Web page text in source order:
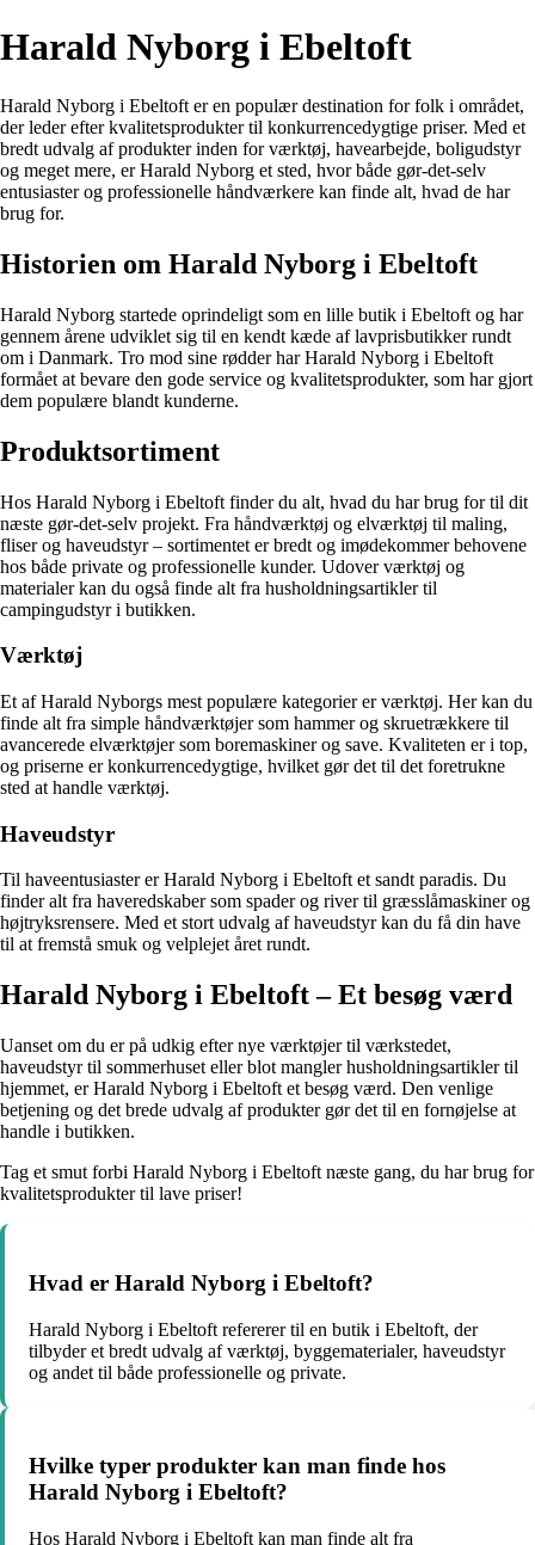
Harald Nyborg i Ebeltoft
Harald Nyborg i Ebeltoft er en populær destination for folk i området,
der leder efter kvalitetsprodukter til konkurrencedygtige priser. Med et
bredt udvalg af produkter inden for værktøj, havearbejde, boligudstyr
og meget mere, er Harald Nyborg et sted, hvor både gør-det-selv
entusiaster og professionelle håndværkere kan finde alt, hvad de har
brug for.
Historien om Harald Nyborg i Ebeltoft
Harald Nyborg startede oprindeligt som en lille butik i Ebeltoft og har
gennem årene udviklet sig til en kendt kæde af lavprisbutikker rundt
om i Danmark. Tro mod sine rødder har Harald Nyborg i Ebeltoft
formået at bevare den gode service og kvalitetsprodukter, som har gjort
dem populære blandt kunderne.
Produktsortiment
Hos Harald Nyborg i Ebeltoft finder du alt, hvad du har brug for til dit
næste gør-det-selv projekt. Fra håndværktøj og elværktøj til maling,
fliser og haveudstyr – sortimentet er bredt og imødekommer behovene
hos både private og professionelle kunder. Udover værktøj og
materialer kan du også finde alt fra husholdningsartikler til
campingudstyr i butikken.
Værktøj
Et af Harald Nyborgs mest populære kategorier er værktøj. Her kan du
finde alt fra simple håndværktøjer som hammer og skruetrækkere til
avancerede elværktøjer som boremaskiner og save. Kvaliteten er i top,
og priserne er konkurrencedygtige, hvilket gør det til det foretrukne
sted at handle værktøj.
Haveudstyr
Til haveentusiaster er Harald Nyborg i Ebeltoft et sandt paradis. Du
finder alt fra haveredskaber som spader og river til græsslåmaskiner og
højtryksrensere. Med et stort udvalg af haveudstyr kan du få din have
til at fremstå smuk og velplejet året rundt.
Harald Nyborg i Ebeltoft – Et besøg værd
Uanset om du er på udkig efter nye værktøjer til værkstedet,
haveudstyr til sommerhuset eller blot mangler husholdningsartikler til
hjemmet, er Harald Nyborg i Ebeltoft et besøg værd. Den venlige
betjening og det brede udvalg af produkter gør det til en fornøjelse at
handle i butikken.
Tag et smut forbi Harald Nyborg i Ebeltoft næste gang, du har brug for
kvalitetsprodukter til lave priser!
Hvad er Harald Nyborg i Ebeltoft?
Harald Nyborg i Ebeltoft refererer til en butik i Ebeltoft, der
tilbyder et bredt udvalg af værktøj, byggematerialer, haveudstyr
og andet til både professionelle og private.
Hvilke typer produkter kan man finde hos
Harald Nyborg i Ebeltoft?
Hos Harald Nyborg i Ebeltoft kan man finde alt fra